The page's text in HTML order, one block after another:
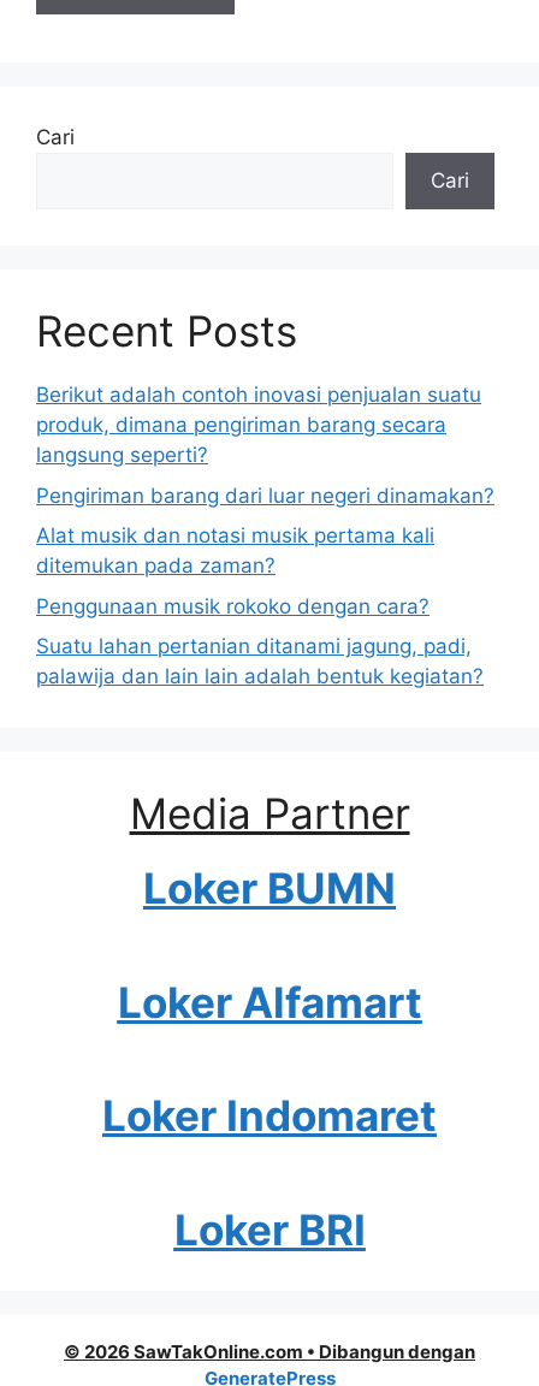
Cari
Cari
Recent Posts
Berikut adalah contoh inovasi penjualan suatu
produk, dimana pengiriman barang secara
langsung seperti?
Pengiriman barang dari luar negeri dinamakan?
Alat musik dan notasi musik pertama kali
ditemukan pada zaman?
Penggunaan musik rokoko dengan cara?
Suatu lahan pertanian ditanami jagung, padi,
palawija dan lain lain adalah bentuk kegiatan?
Media Partner
Loker BUMN
Loker Alfamart
Loker Indomaret
Loker BRI
© 2026 SawTakOnline.com • Dibangun dengan
GeneratePress